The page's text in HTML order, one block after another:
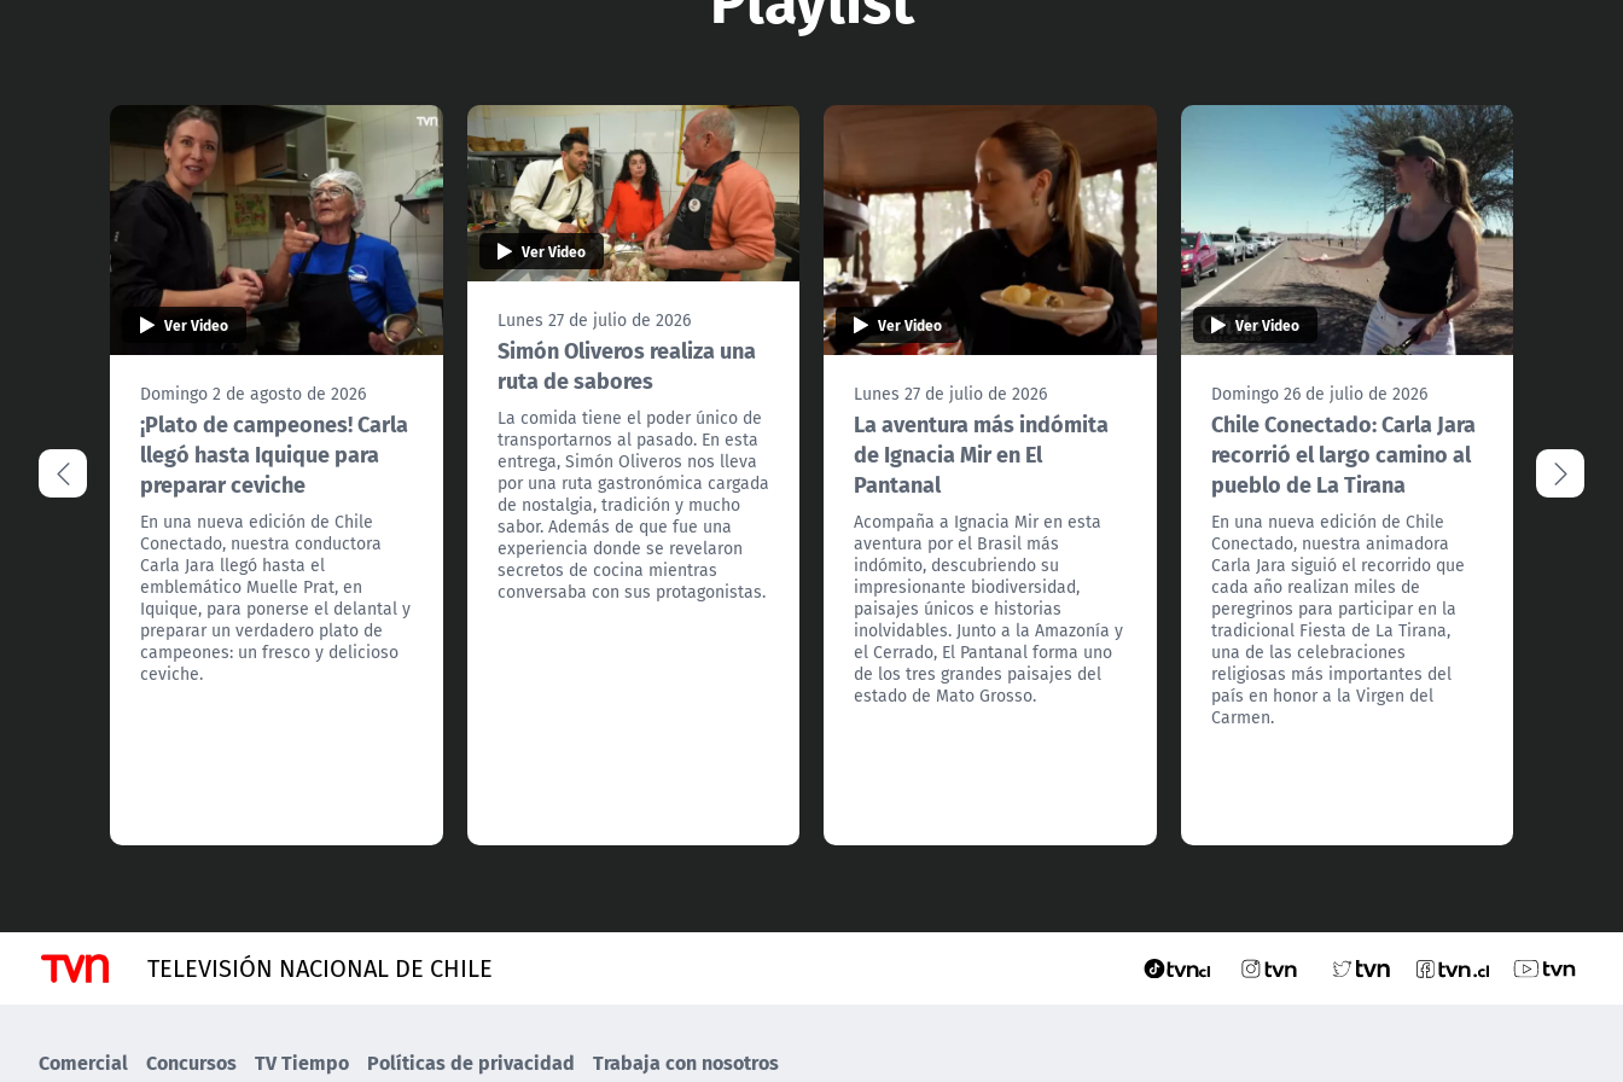
Ver Video
Domingo 2 de agosto de 2026
¡Plato de campeones! Carla
llegó hasta Iquique para
preparar ceviche
En una nueva edición de Chile
Conectado, nuestra conductora
Carla Jara llegó hasta el
emblemático Muelle Prat, en
Iquique, para ponerse el delantal y
preparar un verdadero plato de
campeones: un fresco y delicioso
ceviche.
Ver Video
Lunes 27 de julio de 2026
Simón Oliveros realiza una
ruta de sabores
La comida tiene el poder único de
transportarnos al pasado. En esta
entrega, Simón Oliveros nos lleva
por una ruta gastronómica cargada
de nostalgia, tradición y mucho
sabor. Además de que fue una
experiencia donde se revelaron
secretos de cocina mientras
conversaba con sus protagonistas.
Ver Video
Lunes 27 de julio de 2026
La aventura más indómita
de Ignacia Mir en El
Pantanal
Acompaña a Ignacia Mir en esta
aventura por el Brasil más
indómito, descubriendo su
impresionante biodiversidad,
paisajes únicos e historias
inolvidables. Junto a la Amazonía y
el Cerrado, El Pantanal forma uno
de los tres grandes paisajes del
estado de Mato Grosso.
Ver Video
Domingo 26 de julio de 2026
Chile Conectado: Carla Jara
recorrió el largo camino al
pueblo de La Tirana
En una nueva edición de Chile
Conectado, nuestra animadora
Carla Jara siguió el recorrido que
cada año realizan miles de
peregrinos para participar en la
tradicional Fiesta de La Tirana,
una de las celebraciones
religiosas más importantes del
país en honor a la Virgen del
Carmen.
TELEVISIÓN NACIONAL DE CHILE
Comercial Concursos TV Tiempo Políticas de privacidad Trabaja con nosotros